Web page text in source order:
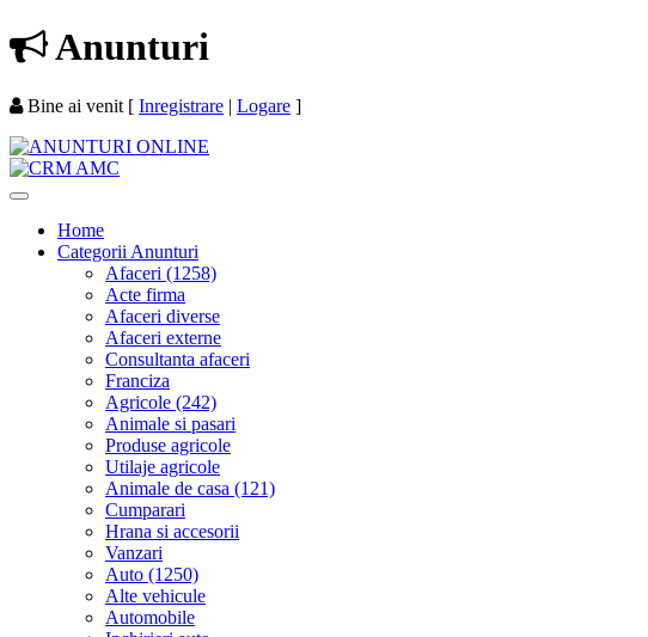
Anunturi
Bine ai venit [ Inregistrare | Logare ]
Home
Categorii Anunturi
Afaceri (1258)
Acte firma
Afaceri diverse
Afaceri externe
Consultanta afaceri
Franciza
Agricole (242)
Animale si pasari
Produse agricole
Utilaje agricole
Animale de casa (121)
Cumparari
Hrana si accesorii
Vanzari
Auto (1250)
Alte vehicule
Automobile